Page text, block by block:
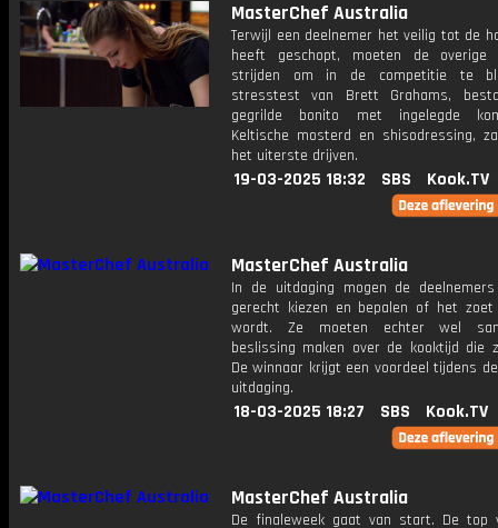
MasterChef Australia
Terwijl een deelnemer het veilig tot de
heeft geschopt, moeten de overige
strijden om in de competitie te
stresstest van Brett Grahams,
gegrilde bonito met ingelegde
Keltische mosterd en shisodressing,
het uiterste drijven.
19-03-2025 18:32 SBS Kook.TV
MasterChef Australia
In de uitdaging mogen de
gerecht kiezen en bepalen of het
wordt. Ze moeten echter wel
beslissing maken over de kooktijd die
De winnaar krijgt een voordeel tijdens
uitdaging.
18-03-2025 18:27 SBS Kook.TV
MasterChef Australia
De finaleweek gaat van start. De top